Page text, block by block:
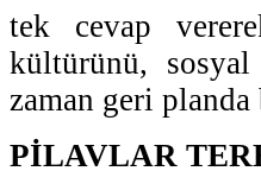
tek cevap
kültürünü,
zaman geri planda
PİLAVLAR